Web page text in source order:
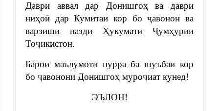
Даври аввал дар Донишгоҳ ва даври
ниҳоӣ дар Кумитаи кор бо ҷавонон ва
варзиши назди Ҳукумати Ҷумҳурии
Тоҷикистон.
Барои маълумоти пурра ба шуъбаи кор
бо ҷавонони Донишгоҳ муроҷиат кунед!
ЭЪЛОН!